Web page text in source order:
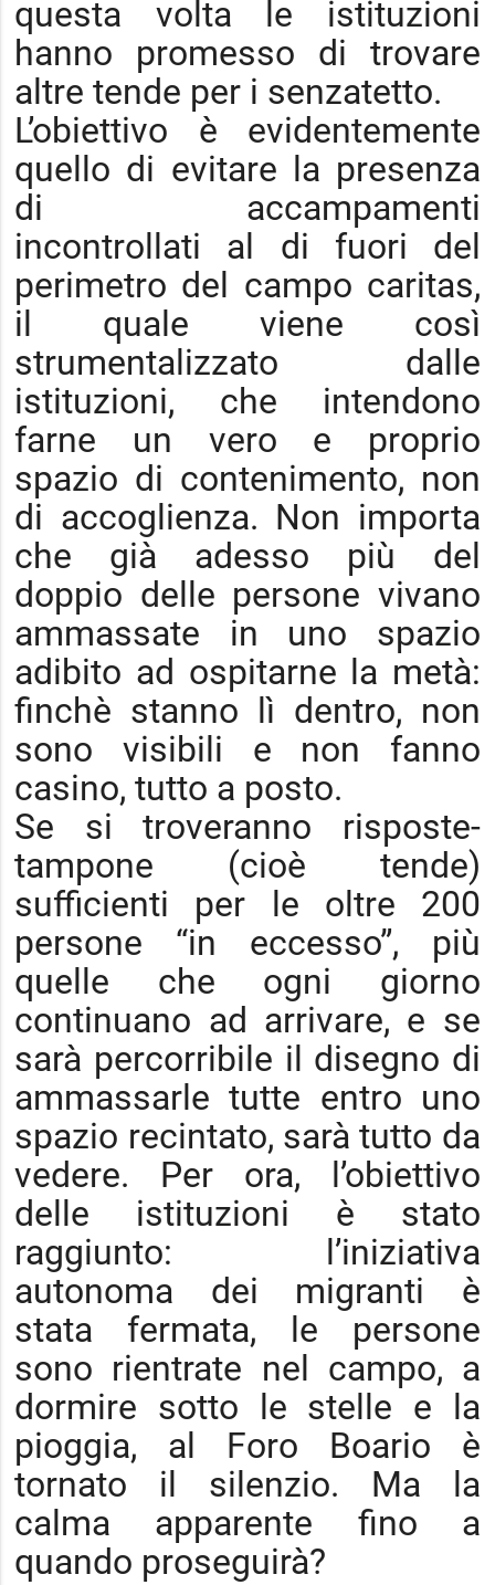
questa volta le istituzioni
hanno promesso di trovare
altre tende per i senzatetto.
L’obiettivo è evidentemente
quello di evitare la presenza
di accampamenti
incontrollati al di fuori del
perimetro del campo caritas,
il quale viene così
strumentalizzato dalle
istituzioni, che intendono
farne un vero e proprio
spazio di contenimento, non
di accoglienza. Non importa
che già adesso più del
doppio delle persone vivano
ammassate in uno spazio
adibito ad ospitarne la metà:
finchè stanno lì dentro, non
sono visibili e non fanno
casino, tutto a posto.
Se si troveranno risposte-
tampone (cioè tende)
sufficienti per le oltre 200
persone “in eccesso”, più
quelle che ogni giorno
continuano ad arrivare, e se
sarà percorribile il disegno di
ammassarle tutte entro uno
spazio recintato, sarà tutto da
vedere. Per ora, l’obiettivo
delle istituzioni è stato
raggiunto: l’iniziativa
autonoma dei migranti è
stata fermata, le persone
sono rientrate nel campo, a
dormire sotto le stelle e la
pioggia, al Foro Boario è
tornato il silenzio. Ma la
calma apparente fino a
quando proseguirà?